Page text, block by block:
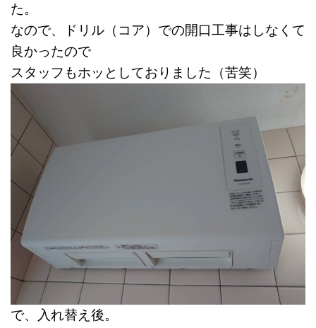
た。
なので、ドリル（コア）での開口工事はしなくて
良かったので
スタッフもホッとしておりました（苦笑）
で、入れ替え後。